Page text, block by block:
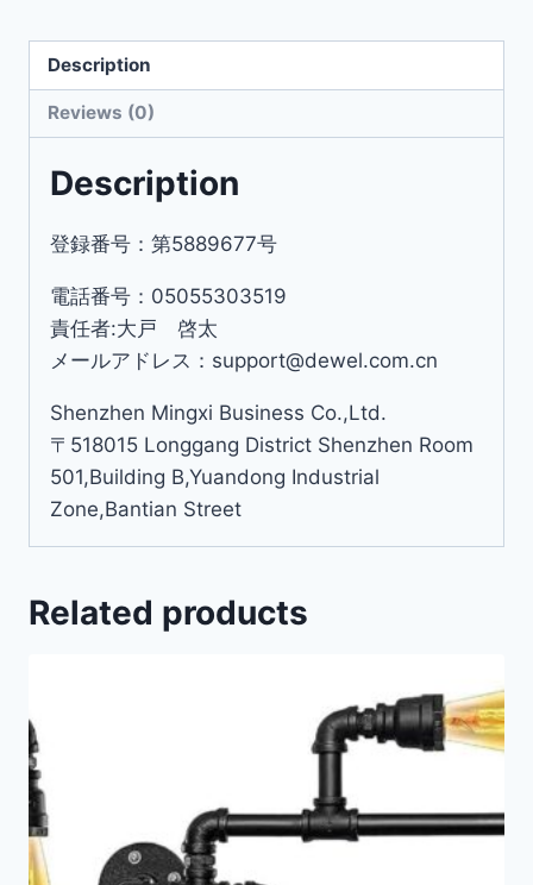
Description
Reviews (0)
Description
登録番号：第5889677号
電話番号：05055303519
責任者:大戸 啓太
メールアドレス：support@dewel.com.cn
Shenzhen Mingxi Business Co.,Ltd.
〒518015 Longgang District Shenzhen Room
501,Building B,Yuandong Industrial
Zone,Bantian Street
Related products